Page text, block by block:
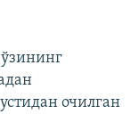
очилган